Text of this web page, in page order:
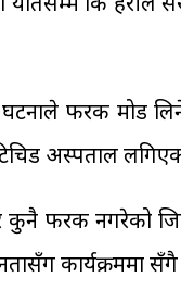
फरक मोड
अस्पताल
नगरेको जिल्ला
कार्यक्रममा सँगै